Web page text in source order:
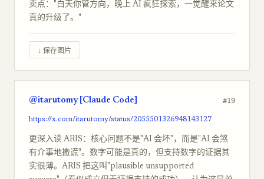
卖点："白天你管方向，晚上 AI 疯狂探索，一觉醒来论文
真的升级了。"
↓ 保存图片
@itarutomy [Claude Code] #19
https://x.com/itarutomy/status/2055501326948143127
更深入读 ARIS：核心问题不是"AI 会坏"，而是"AI 会煞
有介事地撒谎"。数字可能是真的，但支持数字的证据其
实很薄。ARIS 把这叫"plausible unsupported